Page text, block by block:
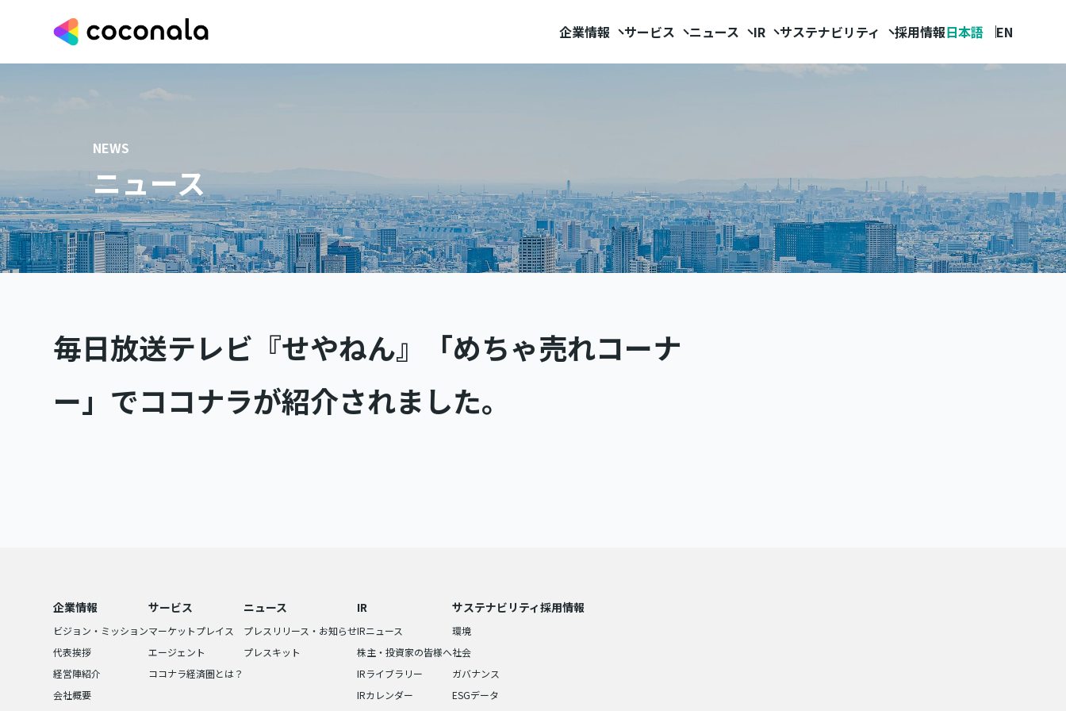
企業情報 サービス ニュース IR サステナビリティ 採用情報日本語 EN
NEWS
ニュース
毎日放送テレビ『せやねん』「めちゃ売れコーナ
ー」でココナラが紹介されました。
企業情報
ビジョン・ミッション
代表挨拶
経営陣紹介
会社概要
サービス
マーケットプレイス
エージェント
ココナラ経済圏とは？
ニュース
プレスリリース・お知らせ
プレスキット
IR
IRニュース
株主・投資家の皆様へ
IRライブラリー
IRカレンダー
サステナビリティ
環境
社会
ガバナンス
ESGデータ
採用情報